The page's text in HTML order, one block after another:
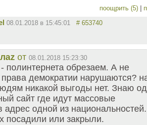
поощрить (5)
08.01.2018 в 15:45:01 # 653740
от 08.01.2018 15:23:30
полинтернета обрезаем. А не
демократии нарушаются?
никакой выгоды нет. Знаю
сайт где идут массовые
адрес одной из национальностей.
посадили или закрыли.